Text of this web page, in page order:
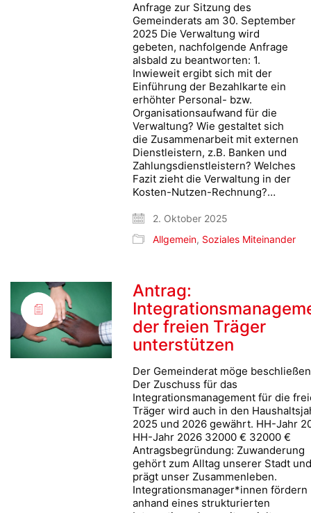
Anfrage zur Sitzung des
Gemeinderats am 30. September
2025 Die Verwaltung wird
gebeten, nachfolgende Anfrage
alsbald zu beantworten: 1.
Inwieweit ergibt sich mit der
Einführung der Bezahlkarte ein
erhöhter Personal- bzw.
Organisationsaufwand für die
Verwaltung? Wie gestaltet sich
die Zusammenarbeit mit externen
Dienstleistern, z.B. Banken und
Zahlungsdienstleistern? Welches
Fazit zieht die Verwaltung in der
Kosten-Nutzen-Rechnung?…
2. Oktober 2025
Allgemein, Soziales Miteinander
Antrag:
der freien Träger
unterstützen
Der Gemeinderat möge
Der Zuschuss für das
Integrationsmanagement für die
Träger wird auch in den
2025 und 2026 gewährt. HH-Jahr
HH-Jahr 2026 32000 € 32000 €
Antragsbegründung: Zuwanderung
gehört zum Alltag unserer Stadt
prägt unser Zusammenleben.
Integrationsmanager*innen fördern
anhand eines strukturierten